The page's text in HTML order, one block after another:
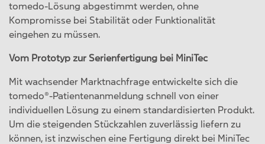
tomedo-Lösung abgestimmt werden, ohne
Kompromisse bei Stabilität oder Funktionalität
eingehen zu müssen.
Vom Prototyp zur Serienfertigung bei MiniTec
Mit wachsender Marktnachfrage entwickelte sich die
tomedo®-Patientenanmeldung schnell von einer
individuellen Lösung zu einem standardisierten Produkt.
Um die steigenden Stückzahlen zuverlässig liefern zu
können, ist inzwischen eine Fertigung direkt bei MiniTec